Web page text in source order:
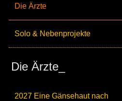
Die Ärzte
Solo & Nebenprojekte
Die Ärzte_
2027 Eine Gänsehaut nach